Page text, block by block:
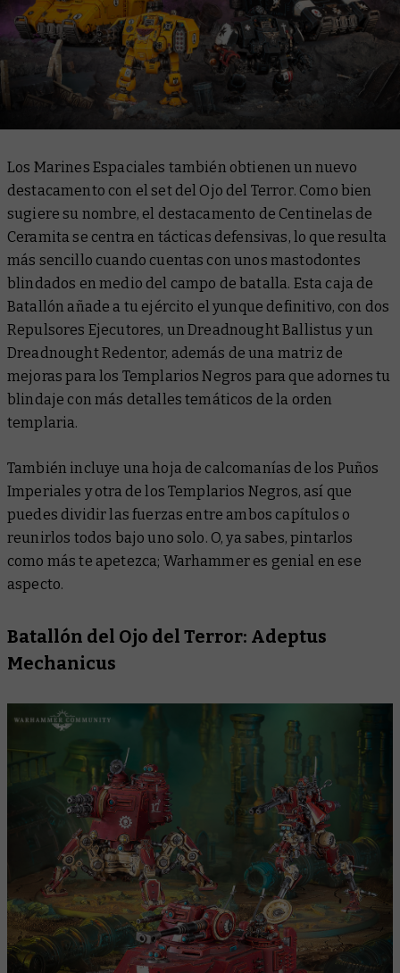
Los Marines Espaciales también obtienen un nuevo
destacamento con el set del Ojo del Terror. Como bien
sugiere su nombre, el destacamento de Centinelas de
Ceramita se centra en tácticas defensivas, lo que resulta
más sencillo cuando cuentas con unos mastodontes
blindados en medio del campo de batalla. Esta caja de
Batallón añade a tu ejército el yunque definitivo, con dos
Repulsores Ejecutores, un Dreadnought Ballistus y un
Dreadnought Redentor, además de una matriz de
mejoras para los Templarios Negros para que adornes tu
blindaje con más detalles temáticos de la orden
templaria.
También incluye una hoja de calcomanías de los Puños
Imperiales y otra de los Templarios Negros, así que
puedes dividir las fuerzas entre ambos capítulos o
reunirlos todos bajo uno solo. O, ya sabes, pintarlos
como más te apetezca; Warhammer es genial en ese
aspecto.
Batallón del Ojo del Terror: Adeptus
Mechanicus